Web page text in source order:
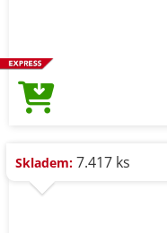
Skladem: 7.417 ks